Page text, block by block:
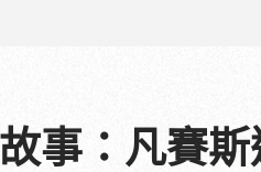
事：凡賽